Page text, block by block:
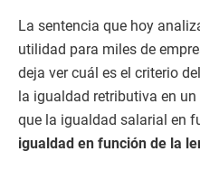
La sentencia que hoy
utilidad para miles de
deja ver cuál es el criterio
la igualdad retributiva en
que la igualdad salarial en
igualdad en función de la